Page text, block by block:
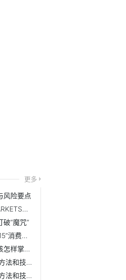
更多
风险要点
雪峰下的交易密码——JUNO MARKETS技术峰会乌鲁木齐站圆满结束
“魔咒”
鼎和保险广西分公司深入开展“3·15”消费者权益保护教育宣传...
自媒体推广：企业新闻稿发布应该怎样掌握节奏？ 怎么规划效...
如何做好软文推广？ 软文推广的方法和技巧是什么？
如何做好软文推广？ 软文推广的方法和技巧是什么？